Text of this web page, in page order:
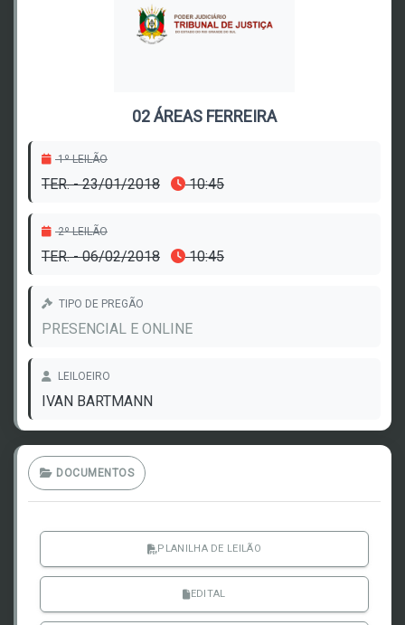
02 ÁREAS FERREIRA
1º LEILÃO
TER. - 23/01/2018 10:45
2º LEILÃO
TER. - 06/02/2018 10:45
TIPO DE PREGÃO
PRESENCIAL E ONLINE
LEILOEIRO
IVAN BARTMANN
DOCUMENTOS
PLANILHA DE LEILÃO
EDITAL